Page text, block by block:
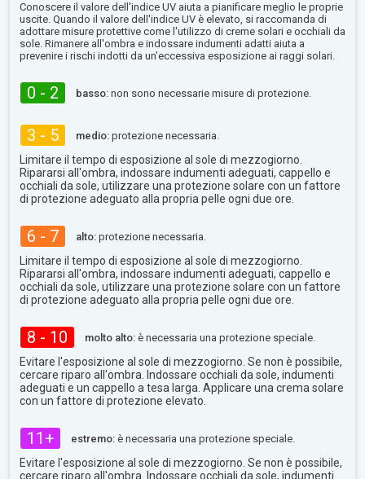
Conoscere il valore dell'indice UV aiuta a pianificare meglio le proprie
uscite. Quando il valore dell'indice UV è elevato, si raccomanda di
adottare misure protettive come l'utilizzo di creme solari e occhiali da
sole. Rimanere all'ombra e indossare indumenti adatti aiuta a
prevenire i rischi indotti da un’eccessiva esposizione ai raggi solari.
0 - 2 basso: non sono necessarie misure di protezione.
3 - 5 medio: protezione necessaria.
Limitare il tempo di esposizione al sole di mezzogiorno.
Ripararsi all'ombra, indossare indumenti adeguati, cappello e
occhiali da sole, utilizzare una protezione solare con un fattore
di protezione adeguato alla propria pelle ogni due ore.
6 - 7 alto: protezione necessaria.
Limitare il tempo di esposizione al sole di mezzogiorno.
Ripararsi all'ombra, indossare indumenti adeguati, cappello e
occhiali da sole, utilizzare una protezione solare con un fattore
di protezione adeguato alla propria pelle ogni due ore.
8 - 10 molto alto: è necessaria una protezione speciale.
Evitare l'esposizione al sole di mezzogiorno. Se non è possibile,
cercare riparo all'ombra. Indossare occhiali da sole, indumenti
adeguati e un cappello a tesa larga. Applicare una crema solare
con un fattore di protezione elevato.
11+ estremo: è necessaria una protezione speciale.
Evitare l'esposizione al sole di mezzogiorno. Se non è possibile,
cercare riparo all'ombra. Indossare occhiali da sole, indumenti